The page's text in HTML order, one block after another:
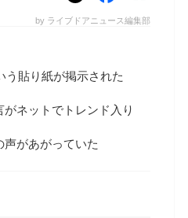
by ライブドアニュース編集部
う貼り紙が掲示された
ネットでトレンド入り
声があがっていた